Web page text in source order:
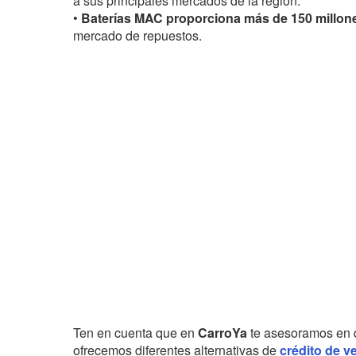
• Baterías MAC proporciona más de 150
mercado de repuestos.
Ten en cuenta que en CarroYate asesoramos
ofrecemos diferentes alternativas decrédito de